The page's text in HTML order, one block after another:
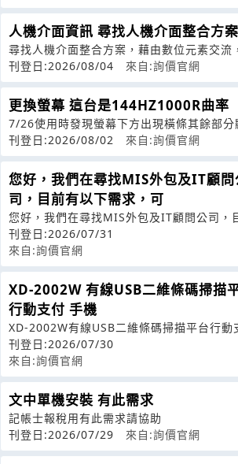
人機介面資訊 尋找人機介面整合方案
尋找人機介面整合方案，藉由數位元素交流
尋找到師傅之可能
刊登日:2026/08/04 來自:詢價官網
更換螢幕 這台是144HZ1000R曲率
7/26使用時發現螢幕下方出現橫條其餘部分
常，保固已過我這台是144HZ1
刊登日:2026/08/02 來自:詢價官網
您好，我們在尋找MIS外包及IT顧問
司，目前有以下需求，可
您好，我們在尋找MIS外包及IT顧問公司，
以下需求，可否報價給我們，謝謝。
刊登日:2026/07/31
來自:詢價官網
XD-2002W 有線USB二維條碼掃描
行動支付 手機
XD-2002W有線USB二維條碼掃描平台行動
機條碼*3
刊登日:2026/07/30
來自:詢價官網
文中單機安裝 有此需求
記帳士報稅用有此需求請協助
刊登日:2026/07/29
來自:詢價官網